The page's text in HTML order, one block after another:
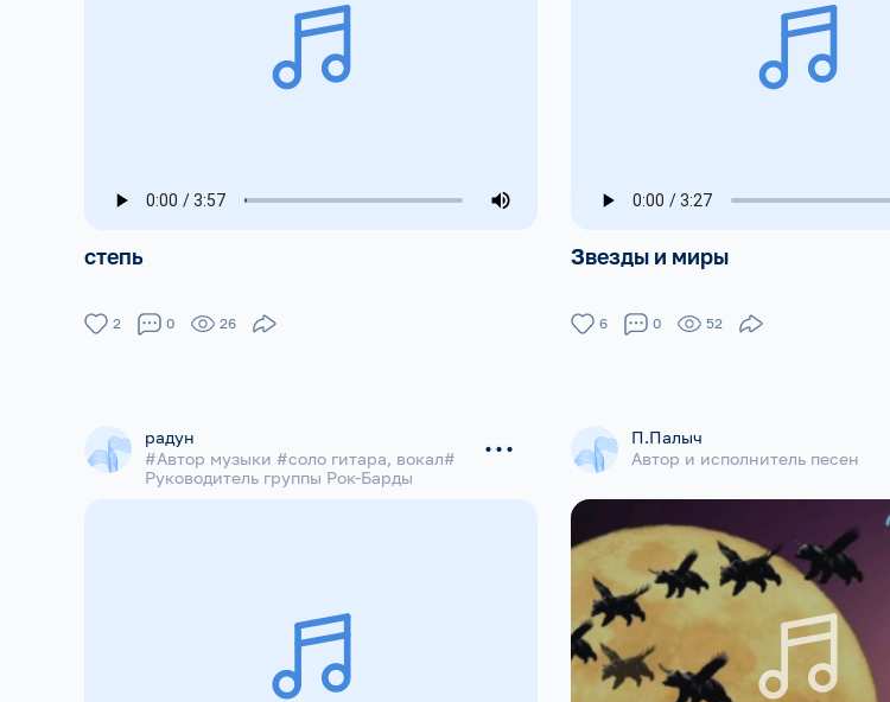
степь
2 0 26
Звезды и миры
6 0 52
радун
#Автор музыки #соло гитара, вокал#
Руководитель группы Рок-Барды
...
П.Палыч
Автор и исполнитель песен